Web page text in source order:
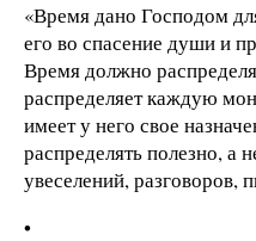
«Время дано Господом
его во спасение души и
Время должно
распределяет каждую
имеет у него свое
распределять полезно, а
увеселений, разговоров,
•